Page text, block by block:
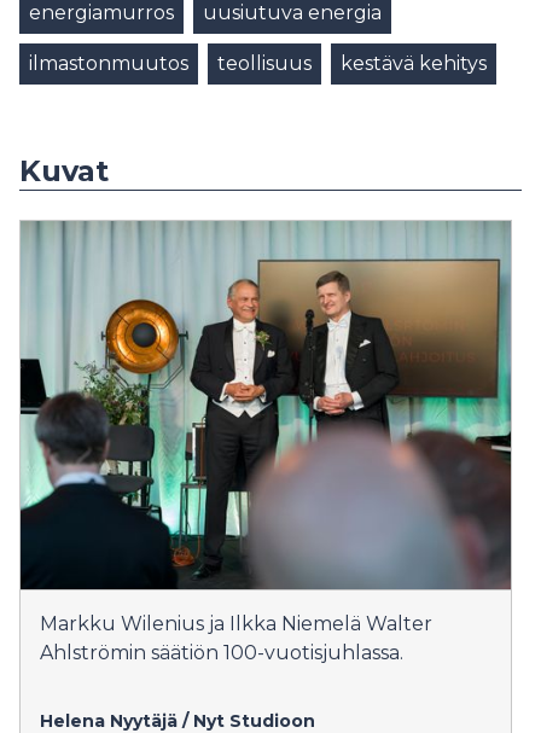
energiamurros uusiutuva energia
ilmastonmuutos teollisuus kestävä kehitys
Kuvat
Markku Wilenius ja Ilkka Niemelä Walter
Ahlströmin säätiön 100-vuotisjuhlassa.
Helena Nyytäjä / Nyt Studioon